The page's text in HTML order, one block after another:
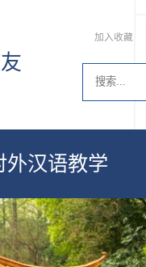
加入收藏
外汉语教学